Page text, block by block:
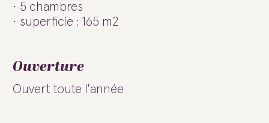
5 chambres
superficie : 165 m2
Ouverture
Ouvert toute l'année